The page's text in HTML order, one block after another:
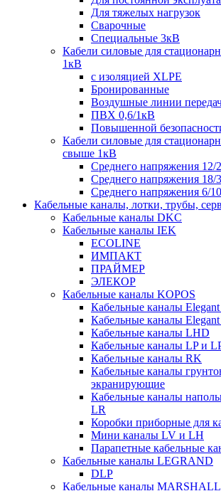
Для тяжелых нагрузок
Сварочные
Специальные 3кВ
Кабели силовые для
1кВ
c изоляцией XLPE
Бронированные
Воздушные линии
ПВХ 0,6/1кВ
Повышенной
Кабели силовые для
свыше 1кВ
Среднего напряжения 12/
Среднего напряжения 18/
Среднего напряжения 6/
Кабельные каналы, лотки, трубы,
Кабельные каналы DKC
Кабельные каналы IEK
ECOLINE
ИМПАКТ
ПРАЙМЕР
ЭЛЕКОР
Кабельные каналы KOPOS
Кабельные каналы
Кабельные каналы
Кабельные каналы LHD
Кабельные каналы LP и
Кабельные каналы RK
Кабельные каналы
экранирующие
Кабельные каналы
LR
Коробки приборные для
Мини каналы LV и LH
Парапетные кабельные
Кабельные каналы LEGRAND
DLP
Кабельные каналы